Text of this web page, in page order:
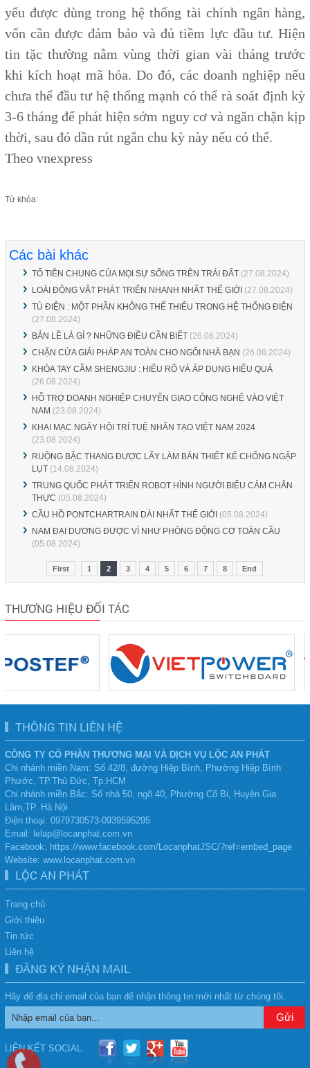
yếu được dùng trong hệ thống tài chính ngân hàng,
vốn cần được đảm bảo và đủ tiềm lực đầu tư. Hiện
tin tặc thường nằm vùng thời gian vài tháng trước
khi kích hoạt mã hóa. Do đó, các doanh nghiệp nếu
chưa thể đầu tư hệ thống mạnh có thể rà soát định kỳ
3-6 tháng để phát hiện sớm nguy cơ và ngăn chặn kịp
thời, sau đó dần rút ngắn chu kỳ này nếu có thể.
Theo vnexpress
Từ khóa:
Các bài khác
TỔ TIÊN CHUNG CỦA MỌI SỰ SỐNG TRÊN TRÁI ĐẤT(27.08.2024)
LOÀI ĐỘNG VẬT PHÁT TRIỂN NHANH NHẤT THẾ GIỚI (27.08.2024)
TỦ ĐIỆN : MỘT PHẦN KHÔNG THỂ THIẾU TRONG HỆ THỐNG ĐIỆN
(27.08.2024)
BẢN LỀ LÀ GÌ ? NHỮNG ĐIỀU CẦN BIẾT(26.08.2024)
CHẶN CỬA GIẢI PHÁP AN TOÀN CHO NGÔI NHÀ BẠN (26.08.2024)
KHÓA TAY CẦM SHENGJIU : HIỂU RÕ VÀ ÁP DỤNG HIỆU QUẢ
(26.08.2024)
HỖ TRỢ DOANH NGHIỆP CHUYỂN GIAO CÔNG NGHỆ VÀO VIỆT
NAM (23.08.2024)
KHAI MẠC NGÀY HỘI TRÍ TUỆ NHÂN TẠO VIỆT NAM 2024
(23.08.2024)
RUỘNG BẬC THANG ĐƯỢC LẤY LÀM BẢN THIẾT KẾ CHỐNG NGẬP
LỤT(14.08.2024)
TRUNG QUỐC PHÁT TRIỂN ROBOT HÌNH NGƯỜI BIỂU CẢM CHÂN
THỰC (05.08.2024)
CẦU HỒ PONTCHARTRAIN DÀI NHẤT THẾ GIỚI (05.08.2024)
NAM ĐẠI DƯƠNG ĐƯỢC VÍ NHƯ PHÒNG ĐỘNG CƠ TOÀN CẦU
(05.08.2024)
First 1 2 3 4 5 6 7 8 End
THƯƠNG HIỆU ĐỐI TÁC
THÔNG TIN LIÊN HỆ
CÔNG TY CỔ PHẦN THƯƠNG MẠI VÀ DỊCH VỤ LỘC AN PHÁT
Chi nhánh miền Nam: Số 42/8, đường Hiệp Bình, Phường Hiệp Bình
Phước, TP.Thủ Đức, Tp.HCM
Chi nhánh miền Bắc: Số nhà 50, ngõ 40, Phường Cổ Bi, Huyện Gia
Lâm,TP. Hà Nội
Điện thoại: 0979730573-0939595295
Email: lelap@locanphat.com.vn
Facebook: https://www.facebook.com/LocanphatJSC/?ref=embed_page
Website: www.locanphat.com.vn
LỘC AN PHÁT
Trang chủ
Giới thiệu
Tin tức
Liên hệ
ĐĂNG KÝ NHẬN MAIL
Hãy để địa chỉ email của bạn để nhận thông tin mới nhất từ chúng tôi.
LIÊN KẾT SOCIAL: